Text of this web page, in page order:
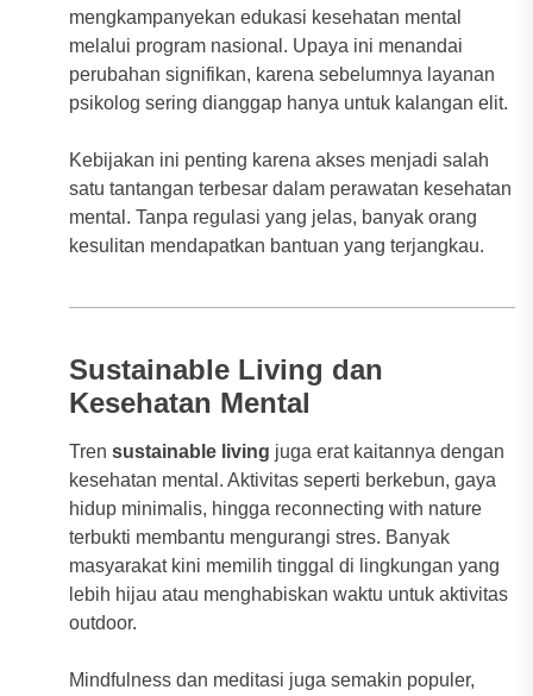
mengkampanyekan edukasi kesehatan mental
melalui program nasional. Upaya ini menandai
perubahan signifikan, karena sebelumnya layanan
psikolog sering dianggap hanya untuk kalangan elit.
Kebijakan ini penting karena akses menjadi salah
satu tantangan terbesar dalam perawatan kesehatan
mental. Tanpa regulasi yang jelas, banyak orang
kesulitan mendapatkan bantuan yang terjangkau.
Sustainable Living dan
Kesehatan Mental
Tren sustainable living juga erat kaitannya dengan
kesehatan mental. Aktivitas seperti berkebun, gaya
hidup minimalis, hingga reconnecting with nature
terbukti membantu mengurangi stres. Banyak
masyarakat kini memilih tinggal di lingkungan yang
lebih hijau atau menghabiskan waktu untuk aktivitas
outdoor.
Mindfulness dan meditasi juga semakin populer,